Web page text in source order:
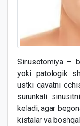
Sinusotomiya –
yoki patologik
ustki qavatni
surunkali
keladi, agar
kistalar va